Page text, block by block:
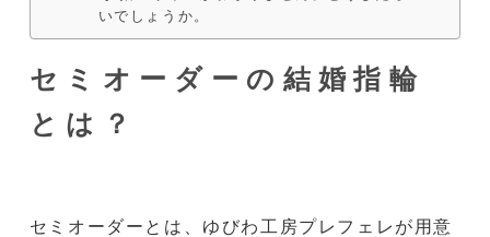
いでしょうか。
セミオーダーの結婚指輪
とは？
セミオーダーとは、ゆびわ工房プレフェレが用意